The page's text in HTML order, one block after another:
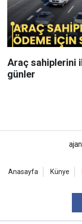
Araç sahiplerini
günler
Anasayfa Künye